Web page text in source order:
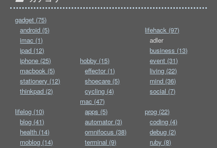
gadget (75)
android (5)
imac (1)
ipad (12)
iphone (25)
macbook (5)
stationery (12)
thinkpad (2)
hobby (15)
effector (1)
shoecare (5)
cycling (4)
lifehack (97)
adler
business (13)
event (31)
living (22)
mind (36)
social (7)
lifelog (10)
blog (41)
health (14)
moblog (14)
mac (47)
apps (5)
automator (3)
omnifocus (38)
terminal (9)
prog (22)
coding (4)
debug (2)
ruby (8)